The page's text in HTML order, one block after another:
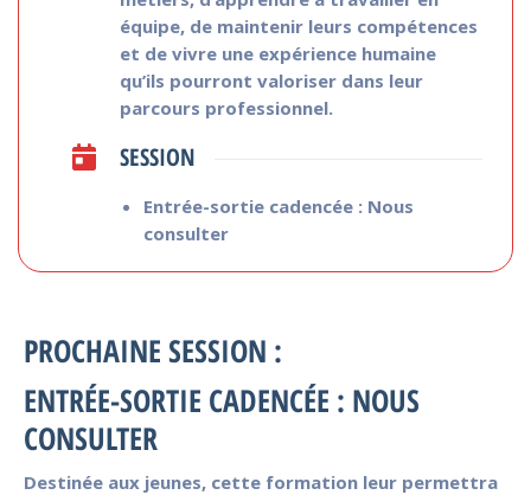
équipe, de maintenir leurs compétences
et de vivre une expérience humaine
qu’ils pourront valoriser dans leur
parcours professionnel.
SESSION
Entrée-sortie cadencée : Nous
consulter
PROCHAINE SESSION :
ENTRÉE-SORTIE CADENCÉE : NOUS
CONSULTER
Destinée aux jeunes, cette formation leur permettra